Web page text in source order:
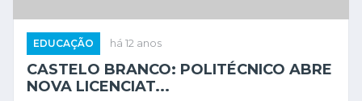
EDUCAÇÃO há 12 anos
CASTELO BRANCO: POLITÉCNICO ABRE
NOVA LICENCIAT...